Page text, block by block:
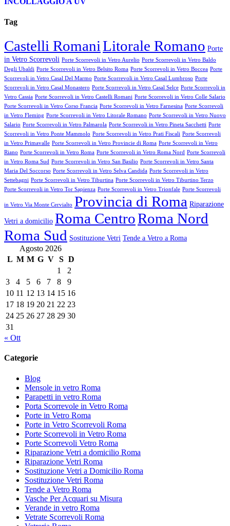
Tag
Castelli RomaniLitorale Romano Porte
in Vetro Scorrevoli Porte Scorrevoli in Vetro Aurelio Porte Scorrevoli in Vetro Baldo
Degli Ubaldi Porte Scorrevoli in Vetro Belsito Roma Porte Scorrevoli in Vetro Boccea Porte
Scorrevoli in Vetro Casal Del Marmo Porte Scorrevoli in Vetro Casal Lumbroso Porte
Scorrevoli in Vetro Casal Monastero Porte Scorrevoli in Vetro Casal Selce Porte Scorrevoli in
Vetro Cassia Porte Scorrevoli in Vetro Castelli Romani Porte Scorrevoli in Vetro Colle Salario
Porte Scorrevoli in Vetro Corso Francia Porte Scorrevoli in Vetro Farnesina Porte Scorrevoli
in Vetro Fleming Porte Scorrevoli in Vetro Litorale Romano Porte Scorrevoli in Vetro Nuovo
Salario Porte Scorrevoli in Vetro Palmarola Porte Scorrevoli in Vetro Pineta Sacchetti Porte
Scorrevoli in Vetro Ponte Mammolo Porte Scorrevoli in Vetro Prati Fiscali Porte Scorrevoli
in Vetro Primavalle Porte Scorrevoli in Vetro Provincie di Roma Porte Scorrevoli in Vetro
Riano Porte Scorrevoli in Vetro Roma Porte Scorrevoli in Vetro Roma Nord Porte Scorrevoli
in Vetro Roma Sud Porte Scorrevoli in Vetro San Basilio Porte Scorrevoli in Vetro Santa
Maria Del Soccorso Porte Scorrevoli in Vetro Selva Candida Porte Scorrevoli in Vetro
Settebagni Porte Scorrevoli in Vetro Tiburtina Porte Scorrevoli in Vetro Tiburtino Terzo
Porte Scorrevoli in Vetro Tor Sapienza Porte Scorrevoli in Vetro Trionfale Porte Scorrevoli
in Vetro Via Monte Cervialto Provincia di Roma Riparazione
Vetri a domicilio Roma CentroRoma Nord
Roma Sud Sostituzione Vetri Tende a Vetro a Roma
Agosto 2026
L M M G V S D
1
2
3
4 5 6 7 8
9
10 11 12 13 14 15 16
17 18 19 20 21 22 23
24 25 26 27 28 29 30
31
« Ott
Categorie
Blog
Mensole in vetro Roma
Parapetti in vetro Roma
Porta Scorrevole in Vetro Roma
Porte in Vetro Roma
Porte in Vetro Scorrevoli Roma
Porte Scorrevoli in Vetro Roma
Porte Scorrevoli Vetro Roma
Riparazione Vetri a domicilio Roma
Riparazione Vetri Roma
Sostituzione Vetri a Domicilio Roma
Sostituzione Vetri Roma
Tende a Vetro Roma
Vasche Per Acquari su Misura
Verande in vetro Roma
Vetrate Scorrevoli Roma